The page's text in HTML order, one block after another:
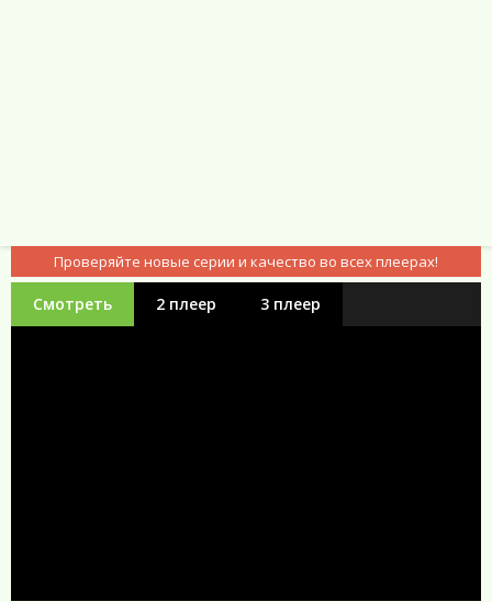
Проверяйте новые серии и качество во всех плеерах!
Смотреть 2 плеер 3 плеер